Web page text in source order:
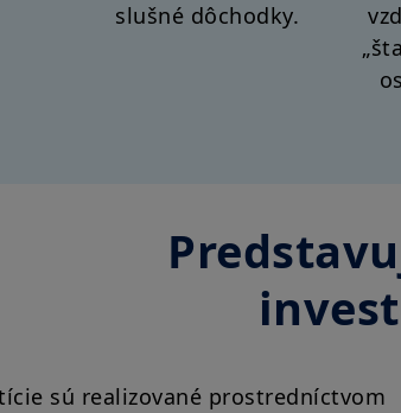
slušné dôchodky.
sú realizované prostredníctvom